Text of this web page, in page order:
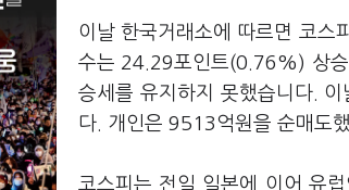
이날 한국거래소에 따르면 코
수는 24.29포인트(0.76%) 상
승세를 유지하지 못했습니다.
다. 개인은 9513억원을 순매도
코스피는 전일 일본에 이어 유